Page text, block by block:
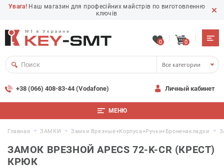
Увага! Наш магазин для професійних майстрів по виготовленню
ключів
0 0
Все категории
+38 (066) 408-83-44 (Vodafone) Личный кабинет
МЕНЮ
Главная ЗАМКИ Замки Врезные+корпуса+ручки+броненакладки
ЗАМОК ВРЕЗНОЙ APECS 72-K-CR (КРЕСТ)
КРЮК